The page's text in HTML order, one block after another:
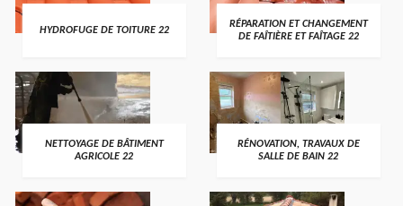
HYDROFUGE DE TOITURE 22
RÉPARATION ET CHANGEMENT
DE FAÎTIÈRE ET FAÎTAGE 22
NETTOYAGE DE BÂTIMENT
AGRICOLE 22
RÉNOVATION, TRAVAUX DE
SALLE DE BAIN 22